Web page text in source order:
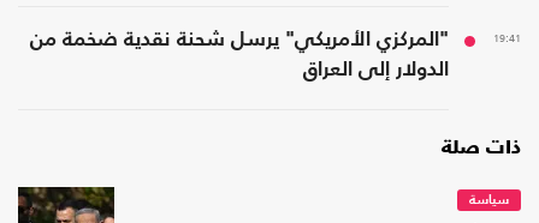
19:41
"المركزي الأمريكي" يرسل شحنة نقدية ضخمة من
الدولار إلى العراق
ذات صلة
سياسة